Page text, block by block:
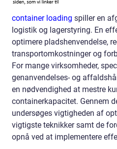
container loading spiller en
logistik og lagerstyring. En
optimere pladshenvendelse,
transportomkostninger og
For mange virksomheder,
genanvendelses- og
en nødvendighed at mestre
containerkapacitet. Gennem
undersøges vigtigheden af
vigtigste teknikker samt de
opnå ved at implementere